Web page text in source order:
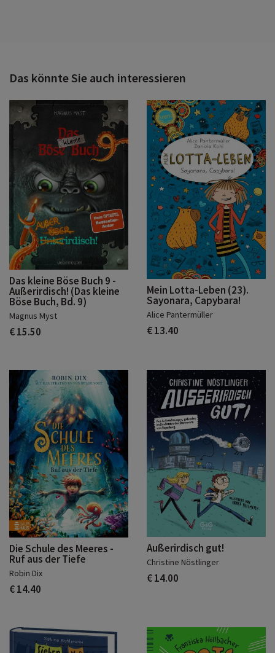
Das könnte Sie auch interessieren
Das kleine Böse Buch 9 -
Außerirdisch! (Das kleine
Böse Buch, Bd. 9)
Magnus Myst
€ 15.50
Mein Lotta-Leben (23).
Sayonara, Capybara!
Alice Pantermüller
€ 13.40
Die Schule des Meeres -
Ruf aus der Tiefe
Robin Dix
€ 14.40
Außerirdisch gut!
Christine Nöstlinger
€ 14.00